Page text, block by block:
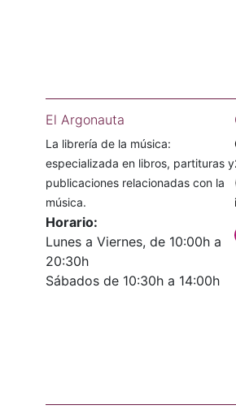
El Argonauta
La librería de la música:
especializada en libros, partituras y
publicaciones relacionadas con la
música.
Horario:
Lunes a Viernes, de 10:00h a
20:30h
Sábados de 10:30h a 14:00h